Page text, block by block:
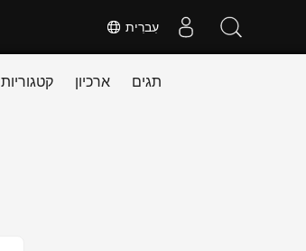
עִברִית
קטגוריות ארכיון תגים